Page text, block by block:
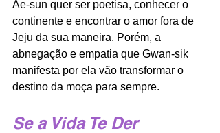
Ae-sun quer ser poetisa, conhecer o
continente e encontrar o amor fora de
Jeju da sua maneira. Porém, a
abnegação e empatia que Gwan-sik
manifesta por ela vão transformar o
destino da moça para sempre.
Se a Vida Te Der